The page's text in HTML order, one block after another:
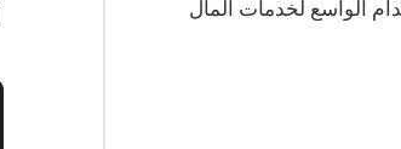
الواسع لخدمات المال